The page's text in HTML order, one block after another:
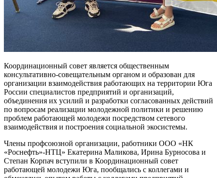
Координационный совет является общественным
консультативно-совещательным органом и образован для
организации взаимодействия работающих на территории Юга
России специалистов предприятий и организаций,
объединения их усилий и разработки согласованных действий
по вопросам реализации молодежной политики и решению
проблем работающей молодежи посредством сетевого
взаимодействия и построения социальной экосистемы.
Члены профсоюзной организации, работники ООО «НК
«Роснефть»-НТЦ» Екатерина Маликова, Ирина Бурносова и
Степан Корпач вступили в Координационный совет
работающей молодежи Юга, пообщались с коллегами и